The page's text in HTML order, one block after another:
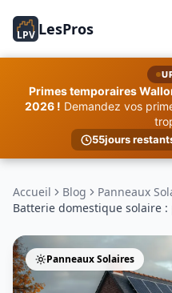
LPV LesPros
Primes temporaires
2026 ! Demandez vos
55jours
Accueil Blog
Panneaux
Batterie domestique solaire
Panneaux Solaires